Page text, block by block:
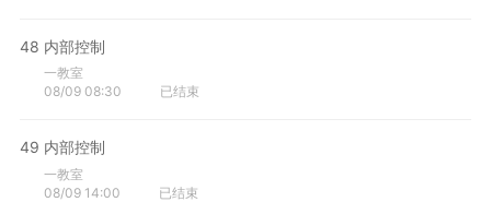
48 内部控制
一教室
08/09 08:30
已结束
49 内部控制
一教室
08/09 14:00
已结束